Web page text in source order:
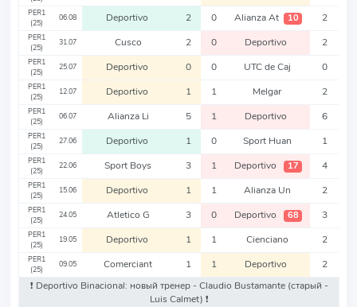
PER1
(25)
06.08 Deportivo 2 0 Alianza At 10 2
PER1
(25)
31.07 Cusco 2 0 Deportivo 2
PER1
(25)
25.07 Deportivo 0 0 UTC de Caj 0
PER1
(25)
12.07 Deportivo 1 1 Melgar 2
PER1
(25)
06.07 Alianza Li 5 1 Deportivo 6
PER1
(25)
27.06 Deportivo 1 0 Sport Huan 1
PER1
(25)
22.06 Sport Boys 3 1 Deportivo 17 4
PER1
(25)
15.06 Deportivo 1 1 Alianza Un 2
PER1
(25)
24.05 Atletico G 3 0 Deportivo 68 3
PER1
(25)
19.05 Deportivo 1 1 Cienciano 2
PER1
(25)
09.05 Comerciant 1 1 Deportivo
2
❗️ Deportivo Binacional: новый тренер - Claudio Bustamante (старый -
Luis Calmet) ❗️